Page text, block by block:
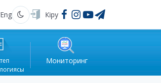
Eng Қараңғы Кіру
Мониторинг